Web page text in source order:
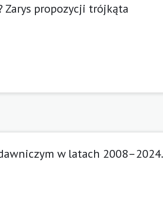
Zarys propozycji trójkąta
w latach 2008–2024.